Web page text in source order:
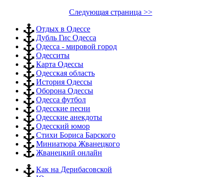
Следующая страница >>
Отдых в Одессе
Дубль Гис Одесса
Одесса - мировой город
Одесситы
Карта Одессы
Одесская область
История Одессы
Оборона Одессы
Одесса футбол
Одесские песни
Одесские анекдоты
Одесский юмор
Стихи Бориса Барского
Миниатюра Жванецкого
Жванецкий онлайн
Как на Дерибасовской